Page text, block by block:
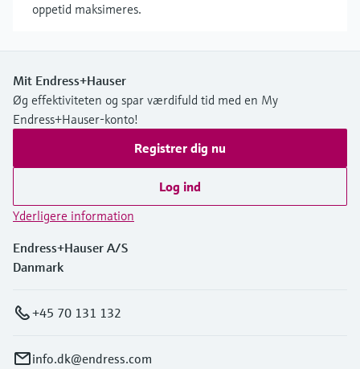
oppetid maksimeres.
Mit Endress+Hauser
Øg effektiviteten og spar værdifuld tid med en My
Endress+Hauser-konto!
Registrer dig nu
Log ind
Yderligere information
Endress+Hauser A/S
Danmark
+45 70 131 132
info.dk@endress.com